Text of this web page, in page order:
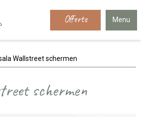
Offerte Menu
Wallstreet schermen
schermen